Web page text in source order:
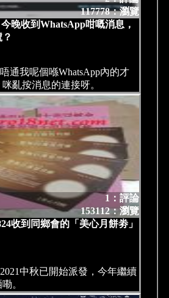
晚收到WhatsApp咁嘅消息，
117778：瀏覽
通我呢個喺WhatsApp內的才
亂按消息的連接呀。
收到同鄉會的「美心月餅劵」
1：評論
153112：瀏覽
中秋已開始派發，今年繼續
。